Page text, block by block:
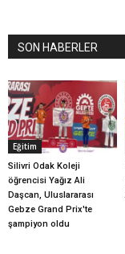
SON HABERLER
Eğitim
Silivri Odak Koleji
öğrencisi Yağız Ali
Daşcan, Uluslararası
Gebze Grand Prix'te
şampiyon oldu